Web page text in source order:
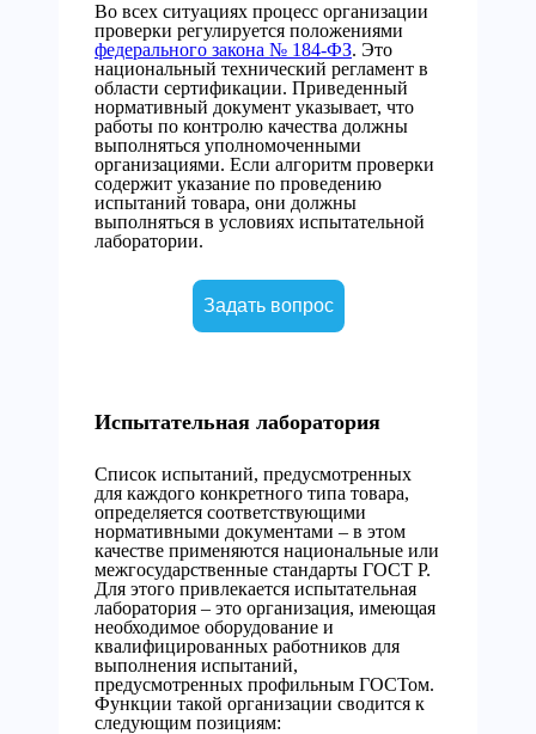
Во всех ситуациях процесс организации
проверки регулируется положениями
федерального закона № 184-ФЗ. Это
национальный технический регламент в
области сертификации. Приведенный
нормативный документ указывает, что
работы по контролю качества должны
выполняться уполномоченными
организациями. Если алгоритм проверки
содержит указание по проведению
испытаний товара, они должны
выполняться в условиях испытательной
лаборатории.
Задать вопрос
Испытательная лаборатория
Список испытаний, предусмотренных
для каждого конкретного типа товара,
определяется соответствующими
нормативными документами – в этом
качестве применяются национальные или
межгосударственные стандарты ГОСТ Р.
Для этого привлекается испытательная
лаборатория – это организация, имеющая
необходимое оборудование и
квалифицированных работников для
выполнения испытаний,
предусмотренных профильным ГОСТом.
Функции такой организации сводится к
следующим позициям: